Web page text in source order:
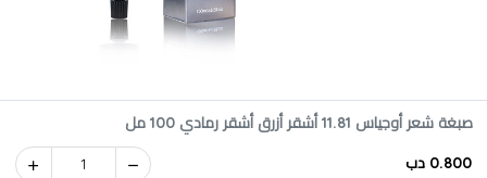
صبغة شعر أوجياس 11.81 أشقر أزرق أشقر رمادي 100 مل
0.800 دب 1